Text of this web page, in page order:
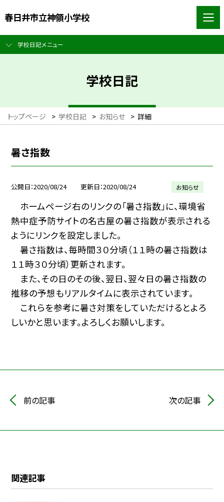
春日井市立神領小学校
学校日記メニュー
学校日記
トップページ > 学校日記 > お知らせ > 詳細
暑さ指数
公開日 2020/08/24 更新日 2020/08/24 お知らせ
ホームページ右のリンクの「暑さ指数」に、環境省
熱中症予防サイトの名古屋の暑さ指数が表示される
ようにリンクを設定しました。
暑さ指数は、毎時間３０分頃（１１時の暑さ指数は
１１時３０分頃）更新されます。
また、その日のその後、翌日、翌々日の暑さ指数の
推移の予想もリアルタイムに表示されています。
これらを参考に暑さ対策をしていただけるとよろ
しいかと思います。よろしくお願いします。
前の記事 次の記事
関連記事